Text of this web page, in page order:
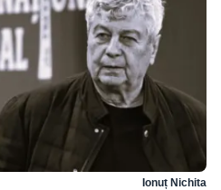
Ionuț Nichita